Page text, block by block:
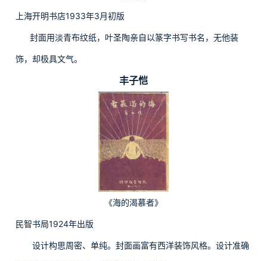
上海开明书店1933年3月初版
封面用淡青布纹纸，叶圣陶亲自以篆字书写书名，无他装
饰，却极具文气。
丰子恺
《海的渴慕者》
民智书局1924年出版
设计构思周密、单纯。封面画富有西洋装饰风格。设计准确